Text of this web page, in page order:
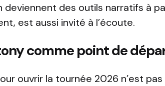
des outils narratifs à
est aussi invité à l’écoute.
comme point de
ouvrir la tournée 2026 n’est pas